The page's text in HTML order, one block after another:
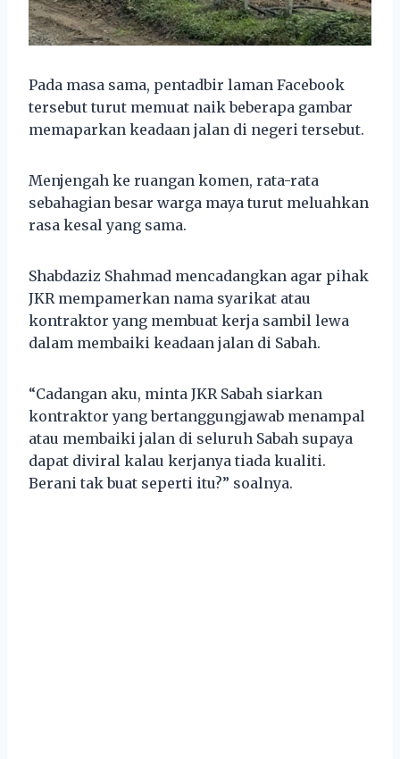
Pada masa sama, pentadbir laman Facebook
tersebut turut memuat naik beberapa gambar
memaparkan keadaan jalan di negeri tersebut.
Menjengah ke ruangan komen, rata-rata
sebahagian besar warga maya turut meluahkan
rasa kesal yang sama.
Shabdaziz Shahmad mencadangkan agar pihak
JKR mempamerkan nama syarikat atau
kontraktor yang membuat kerja sambil lewa
dalam membaiki keadaan jalan di Sabah.
“Cadangan aku, minta JKR Sabah siarkan
kontraktor yang bertanggungjawab menampal
atau membaiki jalan di seluruh Sabah supaya
dapat diviral kalau kerjanya tiada kualiti.
Berani tak buat seperti itu?” soalnya.